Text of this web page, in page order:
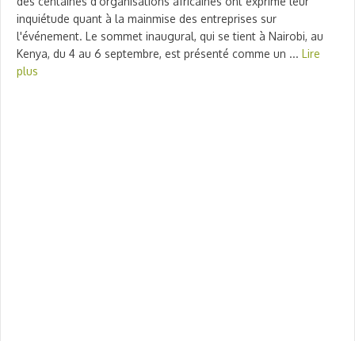
inquiétude quant à la mainmise des entreprises sur
l'événement. Le sommet inaugural, qui se tient à Nairobi, au
Kenya, du 4 au 6 septembre, est présenté comme un ... Lire
plus